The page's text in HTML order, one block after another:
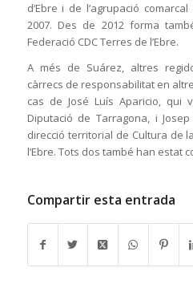
d’Ebre i de l’agrupació
2007. Des de 2012 forma
Federació CDC Terres de l’Ebre.
A més de Suárez, altres
càrrecs de responsabilitat en
cas de José Luís Aparicio,
Diputació de Tarragona, i
direcció territorial de Cultura de
l’Ebre. Tots dos també han estat
Compartir esta entrada